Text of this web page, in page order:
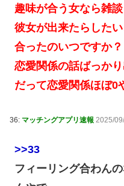
趣味が合う女なら雑
彼女が出来たらした
合ったのいつですか
恋愛関係の話ばっか
だって恋愛関係ほぼ0
36: マッチングアプリ速報 2025/
>>33
フィーリング合わん